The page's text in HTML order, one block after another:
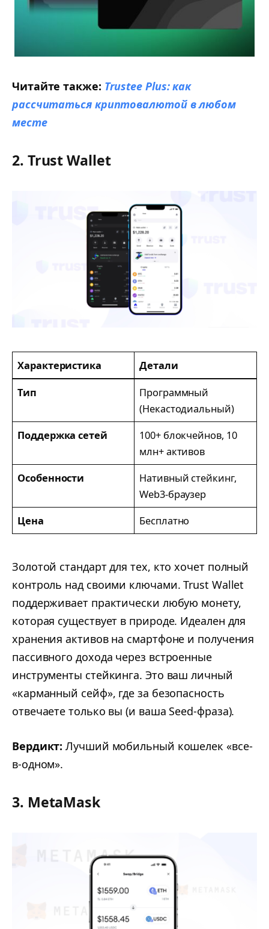
Читайте также: Trustee Plus: как
рассчитаться криптовалютой в любом
месте
2. Trust Wallet
Характеристика
Детали
Тип
Программный
(Некастодиальный)
Поддержка сетей
100+ блокчейнов, 10
млн+ активов
Особенности
Нативный стейкинг,
Web3-браузер
Цена
Бесплатно
Золотой стандарт для тех, кто хочет полный
контроль над своими ключами. Trust Wallet
поддерживает практически любую монету,
которая существует в природе. Идеален для
хранения активов на смартфоне и получения
пассивного дохода через встроенные
инструменты стейкинга. Это ваш личный
«карманный сейф», где за безопасность
отвечаете только вы (и ваша Seed-фраза).
Вердикт: Лучший мобильный кошелек «все-
в-одном».
3. MetaMask